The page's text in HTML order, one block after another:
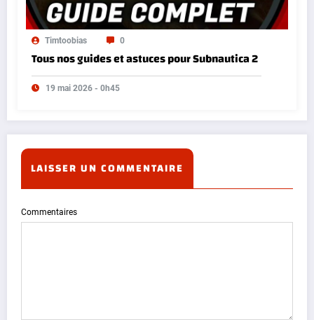
Timtoobias 0
Tous nos guides et astuces pour Subnautica 2
19 mai 2026 - 0h45
LAISSER UN COMMENTAIRE
Commentaires